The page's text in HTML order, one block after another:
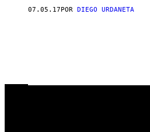
07.05.17POR DIEGO URDANETA